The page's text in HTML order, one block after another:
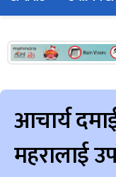
आचार्य
महरालाई